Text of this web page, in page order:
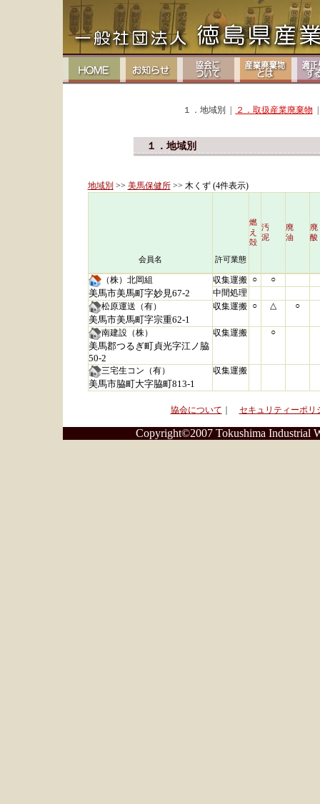
１．地域別 | ２．取扱産業廃棄物
１．地域別
地域別 >> 美馬保健所>> 木くず (4件表示)
会員名 許可業態
燃
え
殻
汚
泥
廃
油
酸
（株）北岡組
美馬市美馬町字妙見67-2
収集運搬 ○
○
中間処理
松原運送（有）
美馬市美馬町字宗重62-1
収集運搬 ○ △ ○
南建設（株）
美馬郡つるぎ町貞光字江ノ脇
50-2
収集運搬 ○
三宅生コン（有）
美馬市脇町大字脇町813-1
収集運搬
協会について セキュリティーポリ
Copyright©2007 Tokushima Industrial